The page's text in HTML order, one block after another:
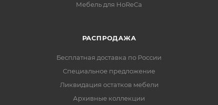
Мебель для HoReCa
РАСПРОДАЖА
Бесплатная доставка по России
Специальное предложение
Ликвидация остатков мебели
Архивные коллекции